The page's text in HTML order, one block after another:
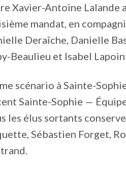
Xavier-Antoine Lalande
mandat, en
Deraîche, Danielle
Beaulieu et Isabel
scénario à Sainte-
Sainte-Sophie —
les élus sortants
Sébastien Forget,